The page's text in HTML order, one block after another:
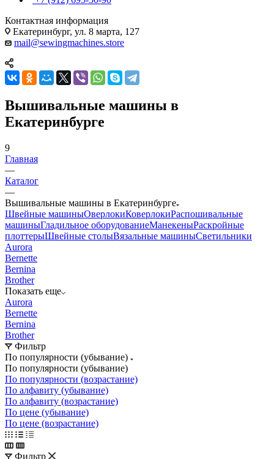
Контактная информация
Екатеринбург, ул. 8 марта, 127
mail@sewingmachines.store
Вышивальные машины в
Екатеринбурге
9
Главная
—
Каталог
—
Вышивальные машины в Екатеринбурге
Швейные машиныОверлокиКоверлокиРаспошивальные
машиныГладильное оборудованиеМанекеныРаскройные
плоттерыШвейные столыВязальные машиныСветильники
Aurora
Bernette
Bernina
Brother
Показать еще
Aurora
Bernette
Bernina
Brother
Фильтр
По популярности (убывание)
По популярности (убывание)
По популярности (возрастание)
По алфавиту (убывание)
По алфавиту (возрастание)
По цене (убывание)
По цене (возрастание)
Фильтр